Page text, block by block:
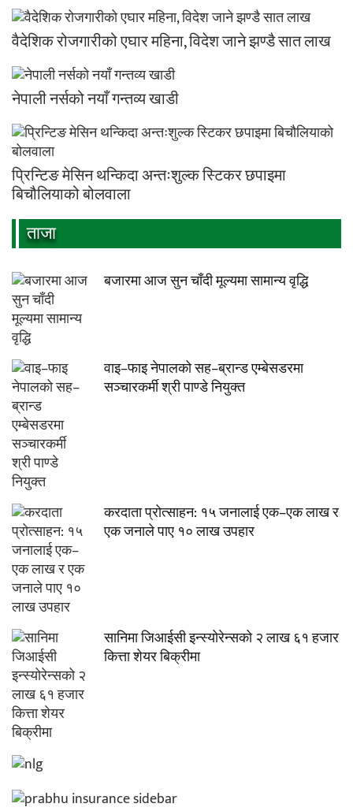
वैदेशिक रोजगारीको एघार महिना, विदेश जाने झण्डै सात लाख
नेपाली नर्सको नयाँ गन्तव्य खाडी
प्रिन्टिङ मेसिन थन्किदा अन्तःशुल्क स्टिकर छपाइमा
बिचौलियाको बोलवाला
ताजा
बजारमा आज सुन चाँदी मूल्यमा सामान्य वृद्धि
वाइ–फाइ नेपालको सह–ब्रान्ड एम्बेसडरमा
सञ्चारकर्मी श्री पाण्डे नियुक्त
करदाता प्रोत्साहन: १५ जनालाई एक–एक लाख र
एक जनाले पाए १० लाख उपहार
सानिमा जिआईसी इन्स्योरेन्सको २ लाख ६१ हजार
कित्ता शेयर बिक्रीमा